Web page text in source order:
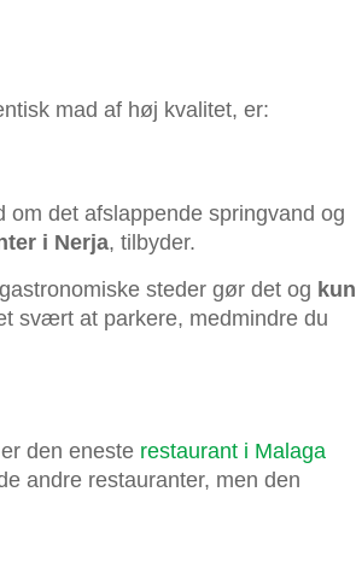
mad af høj kvalitet, er:
det afslappende springvand og
i Nerja, tilbyder.
steder gør det og kun
svært at parkere, medmindre du
den eneste restaurant i Malaga
andre restauranter, men den